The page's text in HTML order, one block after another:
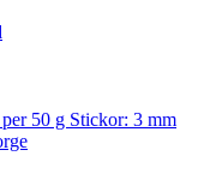
50 g Stickor: 3 mm